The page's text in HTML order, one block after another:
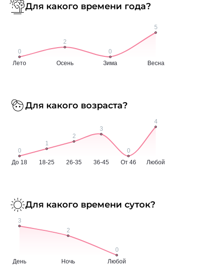
Для какого времени года?
Для какого возраста?
Для какого времени суток?